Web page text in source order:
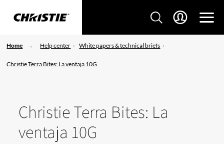
Home Help center White papers & technical briefs
Christie Terra Bites: La ventaja 10G
Christie Terra Bites: La
ventaja 10G